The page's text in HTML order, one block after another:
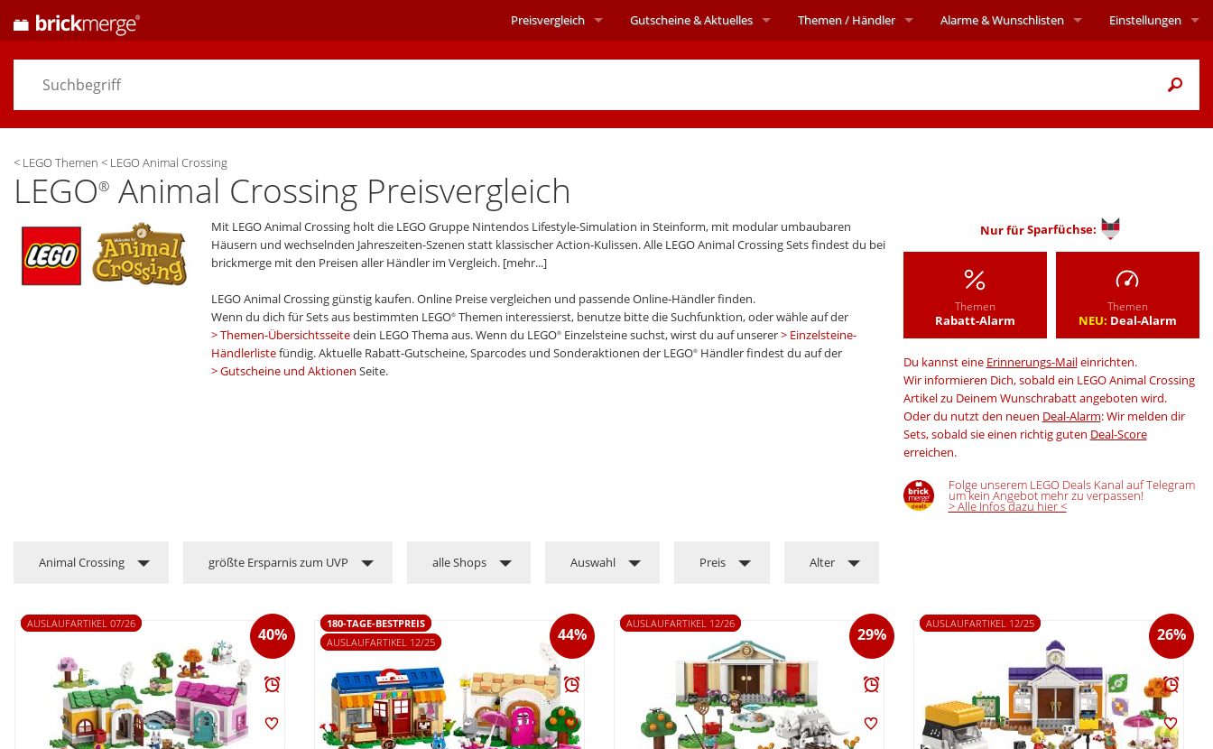
< LEGO Themen < LEGO Animal Crossing
LEGO® Animal Crossing Preisvergleich
Mit LEGO Animal Crossing holt die LEGO Gruppe Nintendos Lifestyle-Simulation in Steinform, mit modular umbaubaren
Häusern und wechselnden Jahreszeiten-Szenen statt klassischer Action-Kulissen. Alle LEGO Animal Crossing Sets findest du bei
brickmerge mit den Preisen aller Händler im Vergleich. [mehr...]
LEGO Animal Crossing günstig kaufen. Online Preise vergleichen und passende Online-Händler finden.
Wenn du dich für Sets aus bestimmten LEGO® Themen interessierst, benutze bitte die Suchfunktion, oder wähle auf der
Themen-Übersichtsseitedein LEGO Thema aus. Wenn du LEGO® Einzelsteine suchst, wirst du auf unserer
Einzelsteine-
Händlerlistefündig. Aktuelle Rabatt-Gutscheine, Sparcodes und Sonderaktionen der LEGO® Händler findest du auf der
Gutscheine und Aktionen Seite.
Nur fürSparfüchse:
Themen
Rabatt-Alarm
Themen
NEU: Deal-Alarm
Du kannst eine Erinnerungs-Maileinrichten.
Wir informieren Dich, sobald ein LEGO Animal Crossing
Artikel zu Deinem Wunschrabatt angeboten wird.
Oder du nutzt den neuen Deal-Alarm: Wir melden dir
Sets, sobald sie einen richtig guten Deal-Score
erreichen.
Folge unserem LEGO Deals Kanal auf Telegram
um kein Angebot mehr zu verpassen!
> Alle Infos dazu hier <
Animal Crossing größte Ersparnis zum UVP alle Shops Auswahl Preis Alter
40%
AUSLAUFARTIKEL 07/26
44%
180-TAGE-BESTPREIS
AUSLAUFARTIKEL 12/25
29%
AUSLAUFARTIKEL 12/26
26%
AUSLAUFARTIKEL 12/25
Preisvergleich Gutscheine &Aktuelles Themen/ Händler Alarme& Wunschlisten Einstellungen